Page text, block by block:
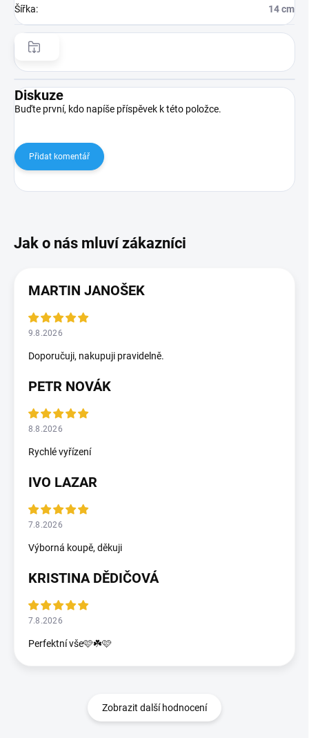
Šířka: 14 cm
Diskuze
Buďte první, kdo napíše příspěvek k této položce.
Přidat komentář
MARTIN JANOŠEK
9.8.2026
Doporučuji, nakupuji pravidelně.
PETR NOVÁK
8.8.2026
Rychlé vyřízení
IVO LAZAR
7.8.2026
Výborná koupě, děkuji
KRISTINA DĚDIČOVÁ
7.8.2026
Perfektní vše🩷☘️🩷
Zobrazit další hodnocení